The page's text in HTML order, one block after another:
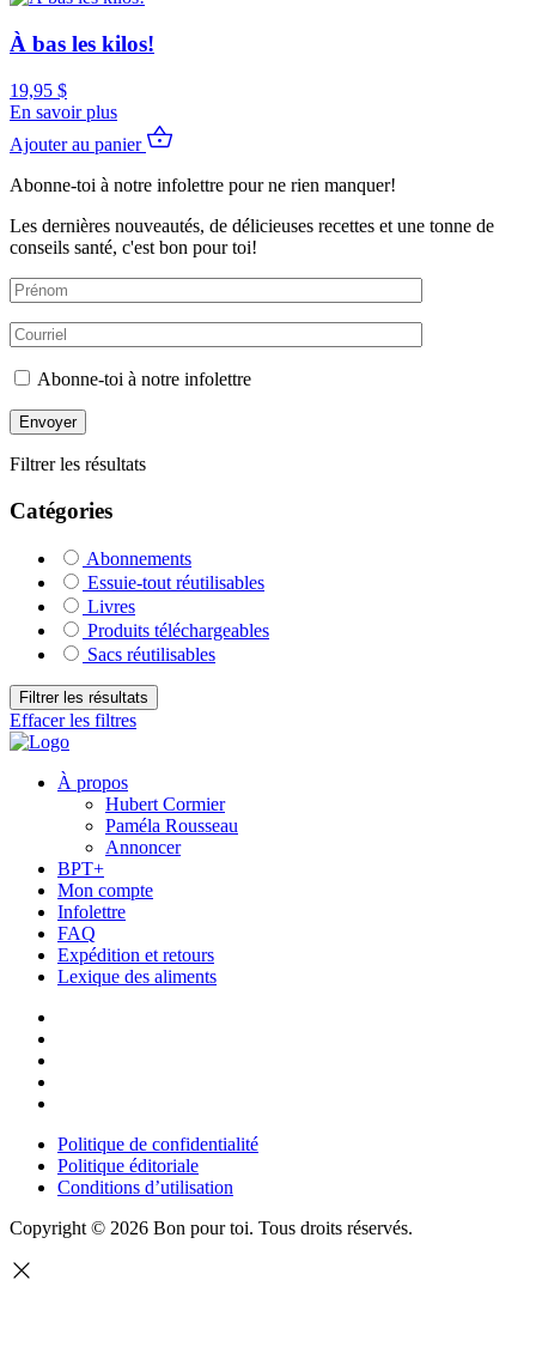
À bas les kilos!
19,95 $
En savoir plus
Ajouter au panier
Abonne-toi à notre infolettre pour ne rien manquer!
Les dernières nouveautés, de délicieuses recettes et une tonne de
conseils santé, c'est bon pour toi!
Abonne-toi à notre infolettre
Filtrer les résultats
Catégories
Abonnements
Essuie-tout réutilisables
Livres
Produits téléchargeables
Sacs réutilisables
Filtrer les résultats
Effacer les filtres
À propos
Hubert Cormier
Paméla Rousseau
Annoncer
BPT+
Mon compte
Infolettre
FAQ
Expédition et retours
Lexique des aliments
Politique de confidentialité
Politique éditoriale
Conditions d’utilisation
Copyright © 2026 Bon pour toi. Tous droits réservés.